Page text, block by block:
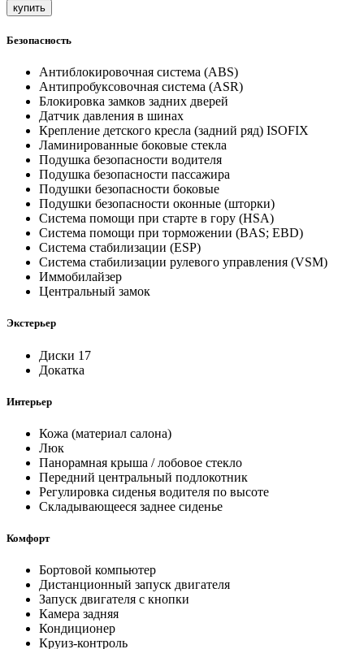
купить
Безопасность
Антиблокировочная система (ABS)
Антипробуксовочная система (ASR)
Блокировка замков задних дверей
Датчик давления в шинах
Крепление детского кресла (задний ряд) ISOFIX
Ламинированные боковые стекла
Подушка безопасности водителя
Подушка безопасности пассажира
Подушки безопасности боковые
Подушки безопасности оконные (шторки)
Система помощи при старте в гору (HSA)
Система помощи при торможении (BAS; EBD)
Система стабилизации (ESP)
Система стабилизации рулевого управления (VSM)
Иммобилайзер
Центральный замок
Экстерьер
Диски 17
Докатка
Интерьер
Кожа (материал салона)
Люк
Панорамная крыша / лобовое стекло
Передний центральный подлокотник
Регулировка сиденья водителя по высоте
Складывающееся заднее сиденье
Комфорт
Бортовой компьютер
Дистанционный запуск двигателя
Запуск двигателя с кнопки
Камера задняя
Кондиционер
Круиз-контроль